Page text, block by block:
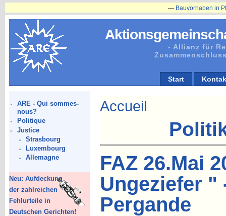
- Allianz für
Start
ARE - Qui sommes-
nous?
Politique
Justice
Strasbourg
Luxembourg
Allemagne
Neu: Aufdeckung
der zahlreichen
Fehlurteile in
Deutschen Gerichten!
Bauvorhaben in Plänitz betr.
Accueil
FAZ 26.Mai
Ungeziefer "
Pergande